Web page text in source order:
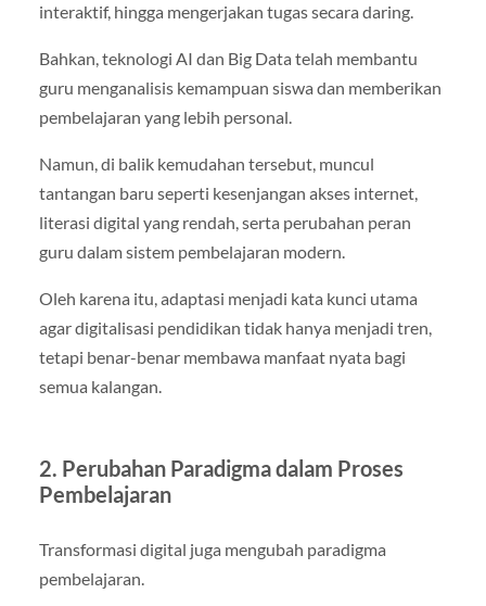
interaktif, hingga mengerjakan tugas secara daring.
Bahkan, teknologi AI dan Big Data telah membantu
guru menganalisis kemampuan siswa dan memberikan
pembelajaran yang lebih personal.
Namun, di balik kemudahan tersebut, muncul
tantangan baru seperti kesenjangan akses internet,
literasi digital yang rendah, serta perubahan peran
guru dalam sistem pembelajaran modern.
Oleh karena itu, adaptasi menjadi kata kunci utama
agar digitalisasi pendidikan tidak hanya menjadi tren,
tetapi benar-benar membawa manfaat nyata bagi
semua kalangan.
2. Perubahan Paradigma dalam Proses
Pembelajaran
Transformasi digital juga mengubah paradigma
pembelajaran.